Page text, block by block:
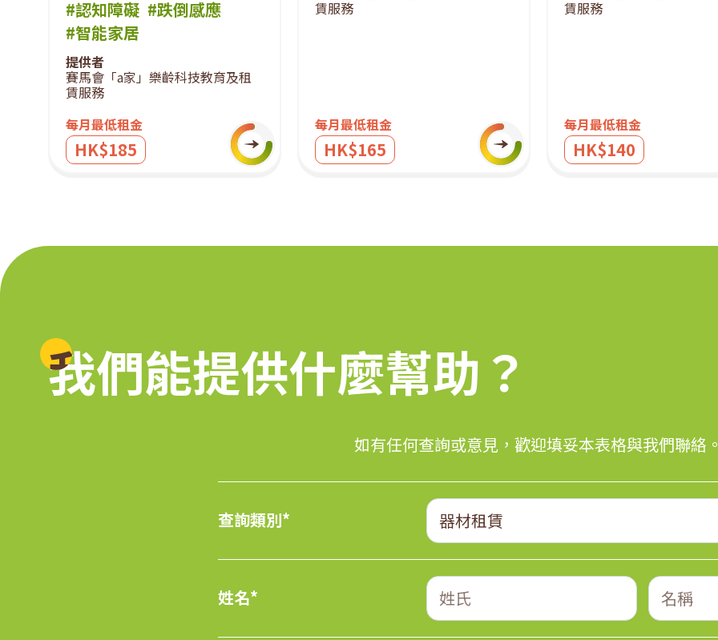
#認知障礙 #跌倒感應
#智能家居
提供者
賽馬會「a家」樂齡科技教育及租
賃服務
每月最低租金
HK$185
賃服務
每月最低租金
HK$165
賃服務
每月最低租金
HK$140
我們能提供什麼幫助？
我們能提供什麼幫助？
如有任何查詢或意見，歡迎填妥本表格與我們聯絡
查詢類別*
姓名*